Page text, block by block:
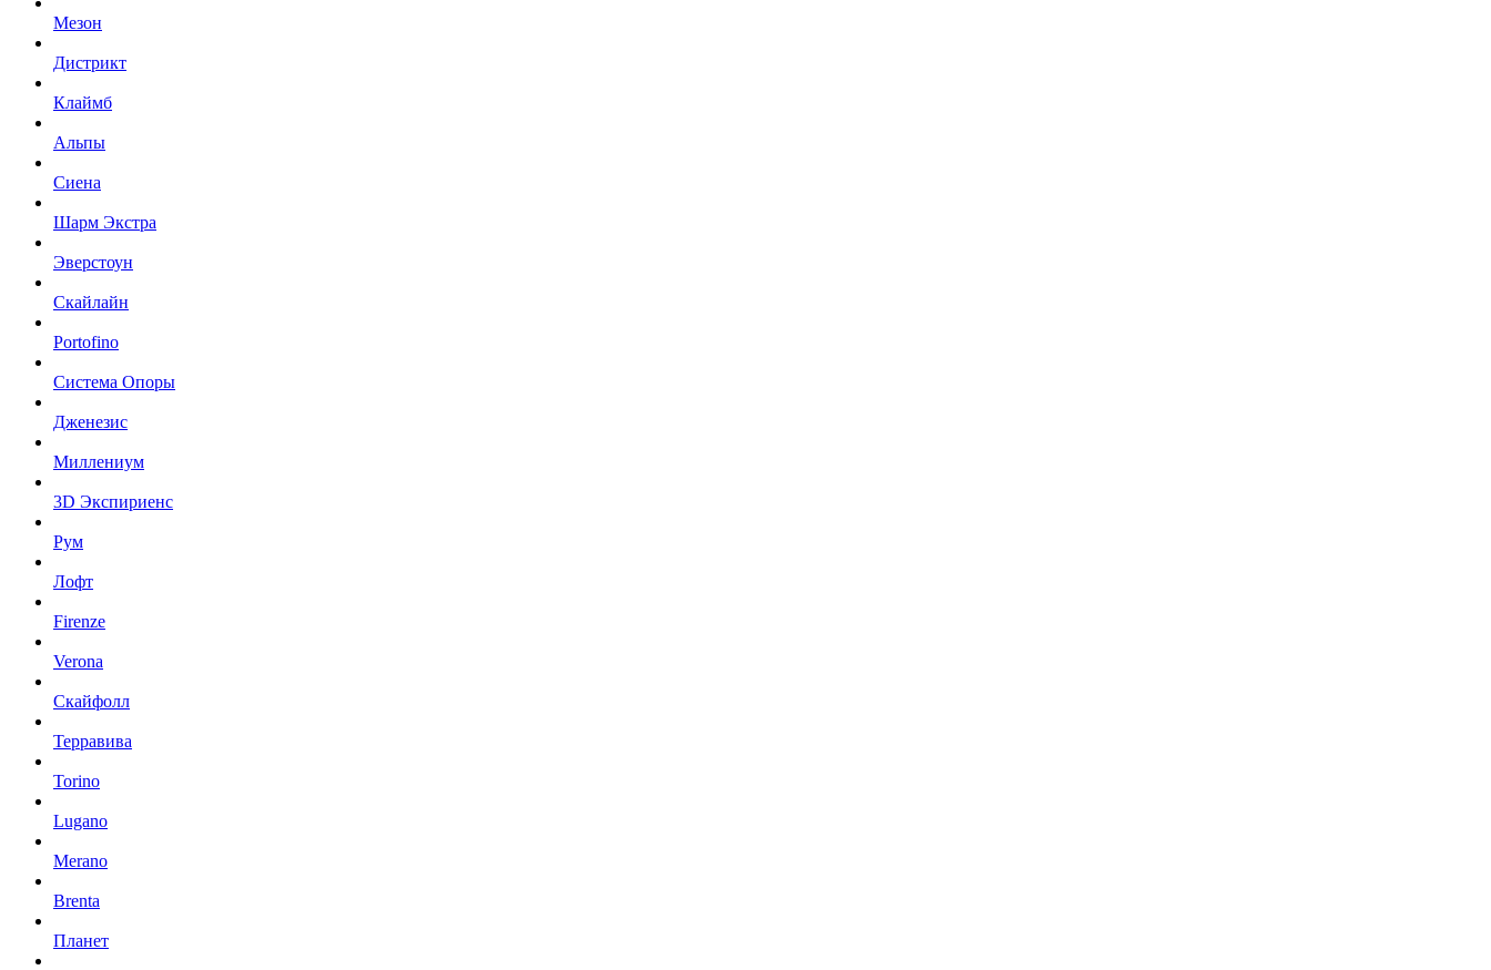
Мезон
Дистрикт
Клаймб
Альпы
Сиена
Шарм Экстра
Эверстоун
Скайлайн
Portofino
Система Опоры
Дженезис
Миллениум
3D Экспириенс
Рум
Лофт
Firenze
Verona
Скайфолл
Терравива
Torino
Lugano
Merano
Brenta
Планет